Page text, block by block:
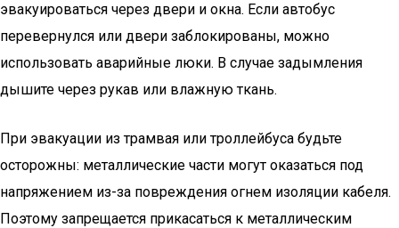
эвакуироваться через двери и окна. Если автобус
перевернулся или двери заблокированы, можно
использовать аварийные люки. В случае задымления
дышите через рукав или влажную ткань.
При эвакуации из трамвая или троллейбуса будьте
осторожны: металлические части могут оказаться под
напряжением из-за повреждения огнем изоляции кабеля.
Поэтому запрещается прикасаться к металлическим